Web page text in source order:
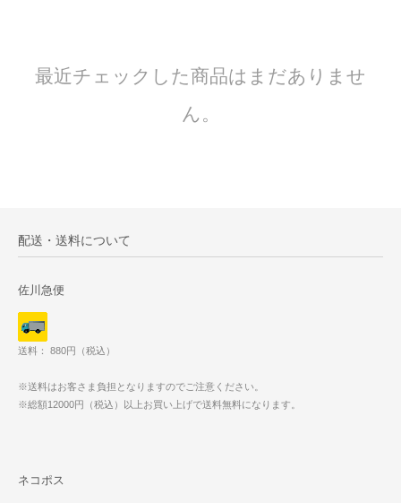
最近チェックした商品はまだありませ
ん。
配送・送料について
佐川急便
送料： 880円（税込）
※送料はお客さま負担となりますのでご注意ください。
※総額12000円（税込）以上お買い上げで送料無料になります。
ネコポス